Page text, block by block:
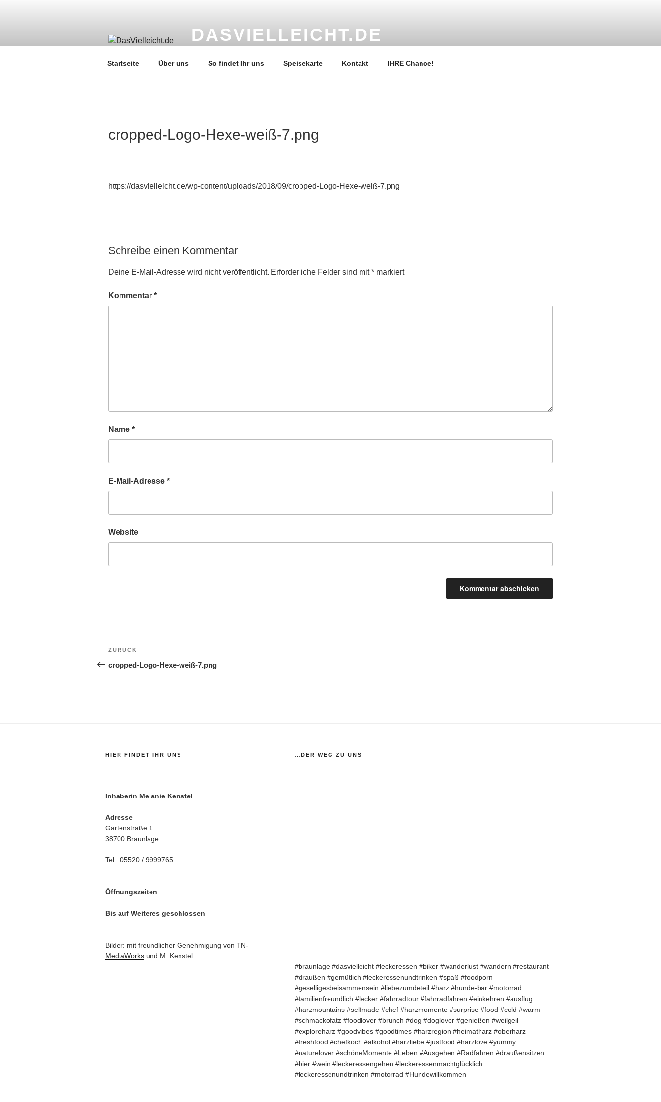
DASVIELLEICHT.DE
Startseite Über uns So findet Ihr uns Speisekarte Kontakt IHRE Chance!
cropped-Logo-Hexe-weiß-7.png
https://dasvielleicht.de/wp-content/uploads/2018/09/cropped-Logo-Hexe-weiß-7.png
Schreibe einen Kommentar
Deine E-Mail-Adresse wird nicht veröffentlicht. Erforderliche Felder sind mit* markiert
Kommentar *
Name *
E-Mail-Adresse *
Website
Beitragsnavigation
Vorheriger
Beitrag
ZURÜCK
cropped-Logo-Hexe-weiß-7.png
HIER FINDET IHR UNS
Inhaberin Melanie Kenstel
Adresse
Gartenstraße 1
38700 Braunlage
Tel.: 05520 / 9999765
Öffnungszeiten
Bis auf Weiteres geschlossen
Bilder: mit freundlicher Genehmigung von TN-
MediaWorks und M. Kenstel
…DER WEG ZU UNS
#braunlage #dasvielleicht #leckeressen #biker #wanderlust #wandern #restaurant
#draußen #gemütlich #leckeressenundtrinken #spaß #foodporn
#geselligesbeisammensein #liebezumdeteil #harz #hunde-bar #motorrad
#familienfreundlich #lecker #fahrradtour #fahrradfahren #einkehren #ausflug
#harzmountains #selfmade #chef #harzmomente #surprise #food #cold #warm
#schmackofatz #foodlover #brunch #dog #doglover #genießen #weilgeil
#exploreharz #goodvibes #goodtimes #harzregion #heimatharz #oberharz
#freshfood #chefkoch #alkohol #harzliebe #justfood #harzlove #yummy
#naturelover #schöneMomente #Leben #Ausgehen #Radfahren #draußensitzen
#bier #wein #leckeressengehen #leckeressenmachtglücklich
#leckeressenundtrinken #motorrad #Hundewillkommen